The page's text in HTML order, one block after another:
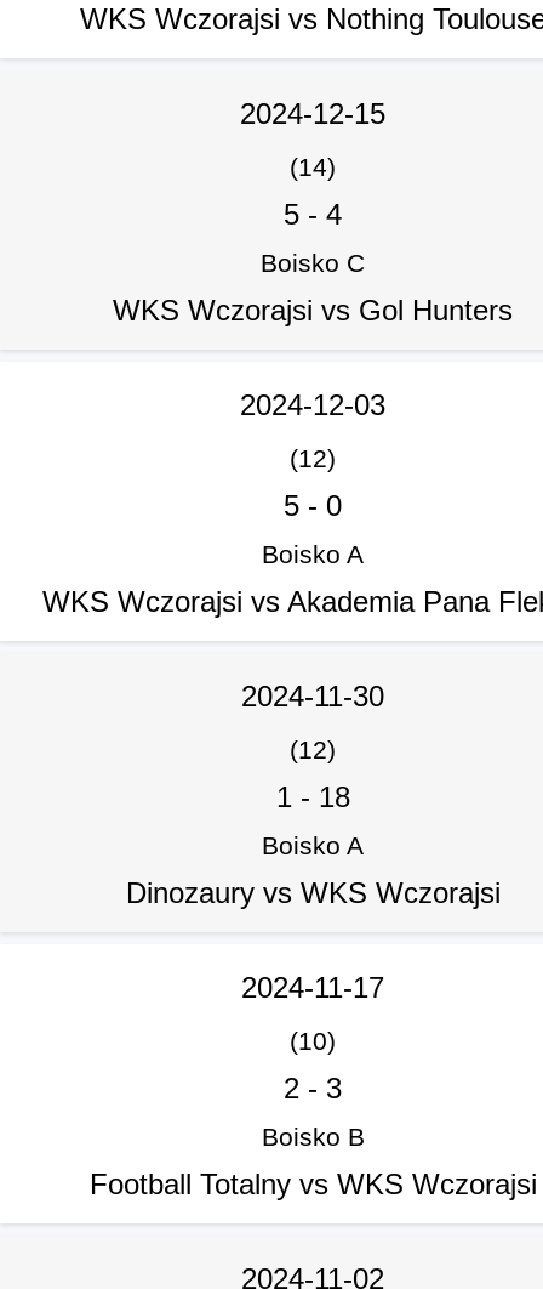
WKS Wczorajsi vs Nothing
2024-12-15
(14)
5 - 4
Boisko C
WKS Wczorajsi vs Gol Hunters
2024-12-03
(12)
5 - 0
Boisko A
WKS Wczorajsi vs Akademia Pana
2024-11-30
(12)
1- 18
Boisko A
Dinozaury vs WKS Wczorajsi
2024-11-17
(10)
2 - 3
Boisko B
Football Totalny vs WKS Wczorajsi
2024-11-02